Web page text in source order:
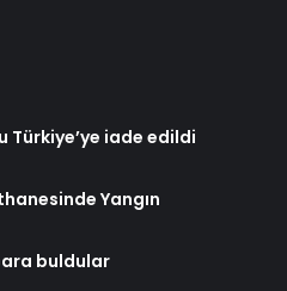
Türkiye’ye iade edildi
Yangın
buldular